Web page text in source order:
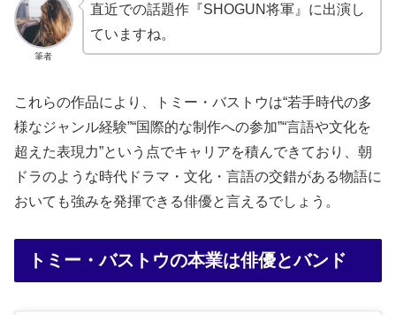
筆者
直近での話題作『SHOGUN将軍』に出演し
ていますね。
これらの作品により、トミー・バストウは“若手時代の多
様なジャンル経験”“国際的な制作への参加”“言語や文化を
超えた表現力”という点でキャリアを積んできており、朝
ドラのような時代ドラマ・文化・言語の交錯がある物語に
おいても強みを発揮できる俳優と言えるでしょう。
トミー・バストウの本業は俳優とバンド